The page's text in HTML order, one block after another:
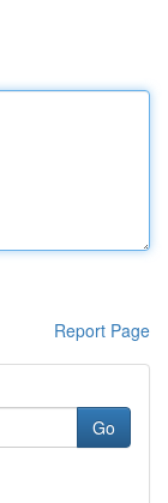
Report Page
Go